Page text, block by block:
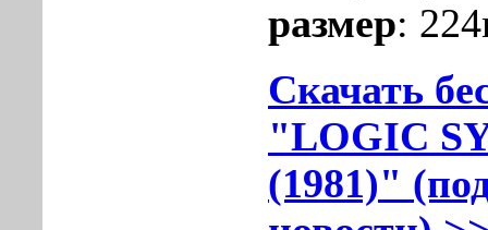
размер:
Скачать
"LOGIC
(1981)"